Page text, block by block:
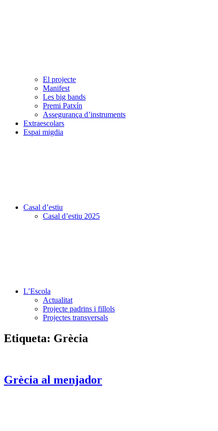
El projecte
Manifest
Les big bands
Premi Patxín
Assegurança d’instruments
Extraescolars
Espai migdia
Casal d’estiu
Casal d’estiu 2025
L’Escola
Actualitat
Projecte padrins i fillols
Projectes transversals
Etiqueta: Grècia
Grècia al menjador